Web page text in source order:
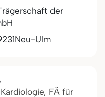
der
Neu-Ulm
FÄ für